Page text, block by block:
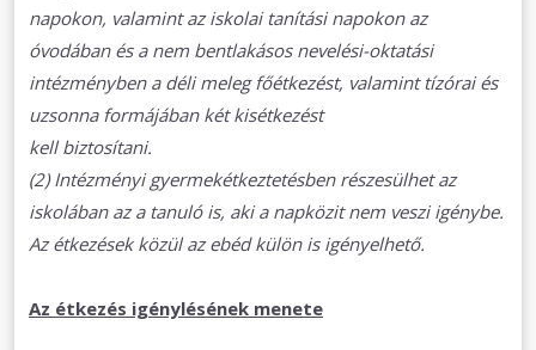
napokon, valamint az iskolai tanítási napokon az
óvodában és a nem bentlakásos nevelési-oktatási
intézményben a déli meleg főétkezést, valamint tízórai és
uzsonna formájában két kisétkezést
kell biztosítani.
(2) Intézményi gyermekétkeztetésben részesülhet az
iskolában az a tanuló is, aki a napközit nem veszi igénybe.
Az étkezések közül az ebéd külön is igényelhető.
Az étkezés igénylésének menete